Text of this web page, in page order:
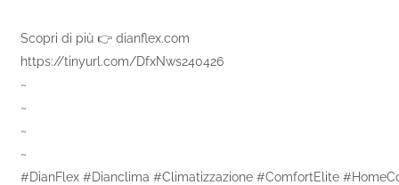
Scopri di più 👉 dianflex.com
https://tinyurl.com/DfxNws240426
~
~
~
~
#DianFlex #Dianclima #Climatizzazione #ComfortElite